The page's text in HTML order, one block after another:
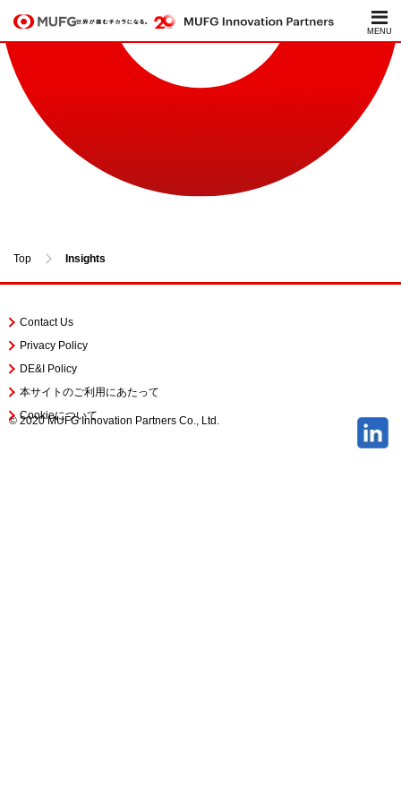
Insights
Top Insights
Contact Us
Privacy Policy
DE&I Policy
本サイトのご利用にあたって
Cookieについて
© 2020 MUFG Innovation Partners Co., Ltd.